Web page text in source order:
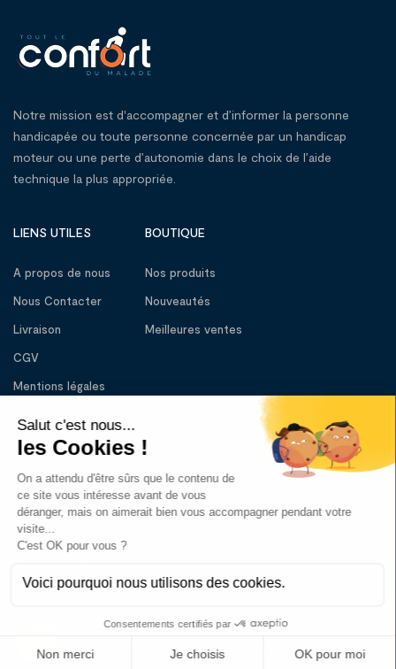
Notre mission est d'accompagner et d’informer la personne
handicapée ou toute personne concernée par un handicap
moteur ou une perte d’autonomie dans le choix de l’aide
technique la plus appropriée.
LIENS UTILES
A propos de nous
Nous Contacter
Livraison
CGV
Mentions légales
BOUTIQUE
Nos produits
Nouveautés
Meilleures ventes
BESOIN D’AIDE
Lundi – Vendredi : 10:00 - 13:00
14:30 – 18:30
contact@tlcdm.com
Copyright © 2023 tout le confort du malade. Tous droits